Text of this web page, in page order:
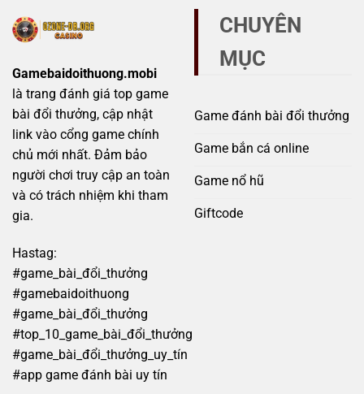
rủi
Gamebaidoithuong.mobi
là trang đánh giá top game
bài đổi thưởng, cập nhật
link vào cổng game chính
chủ mới nhất. Đảm bảo
người chơi truy cập an toàn
và có trách nhiệm khi tham
gia.
Hastag:
#game_bài_đổi_thưởng
#gamebaidoithuong
#game_bài_đổi_thưởng
#top_10_game_bài_đổi_thưởng
#game_bài_đổi_thưởng_uy_tín
#app game đánh bài uy tín
CHUYÊN
MỤC
Game đánh bài đổi thưởng
Game bắn cá online
Game nổ hũ
Giftcode